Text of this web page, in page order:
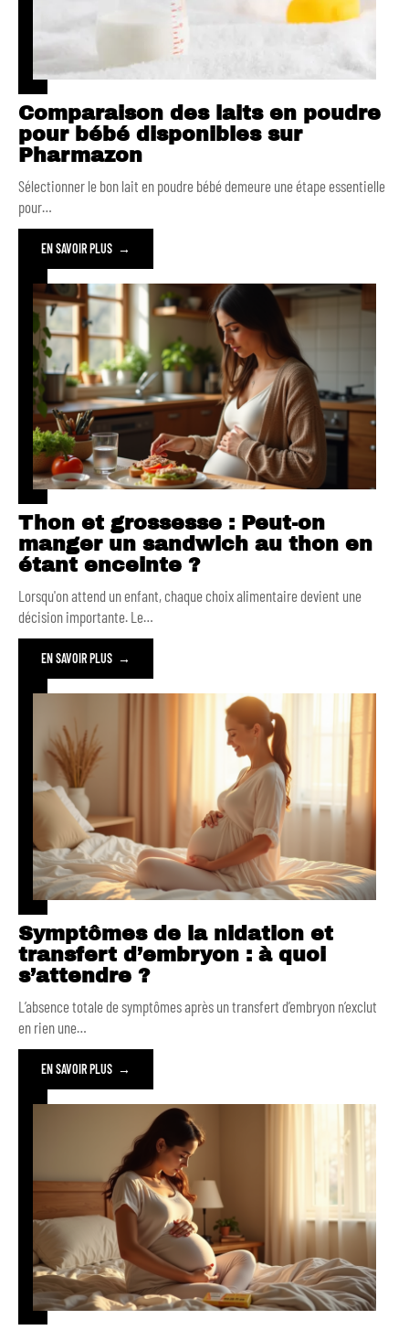
Comparaison des laits en poudre
pour bébé disponibles sur
Pharmazon
Sélectionner le bon lait en poudre bébé demeure une étape essentielle
pour…
EN SAVOIR PLUS
Thon et grossesse : Peut-on
manger un sandwich au thon en
étant enceinte ?
Lorsqu'on attend un enfant, chaque choix alimentaire devient une
décision importante. Le…
EN SAVOIR PLUS
Symptômes de la nidation et
transfert d’embryon : à quoi
s’attendre ?
L’absence totale de symptômes après un transfert d’embryon n’exclut
en rien une…
EN SAVOIR PLUS